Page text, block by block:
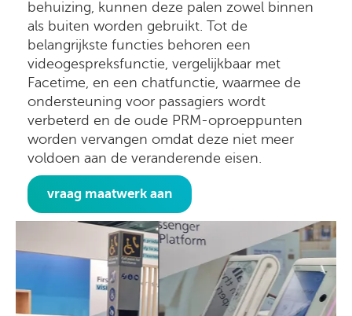
behuizing, kunnen deze palen zowel binnen
als buiten worden gebruikt. Tot de
belangrijkste functies behoren een
videogespreksfunctie, vergelijkbaar met
Facetime, en een chatfunctie, waarmee de
ondersteuning voor passagiers wordt
verbeterd en de oude PRM-oproeppunten
worden vervangen omdat deze niet meer
voldoen aan de veranderende eisen.
vraag maatwerk aan